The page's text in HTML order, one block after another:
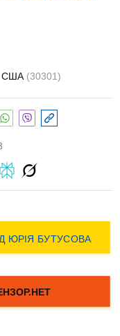
США (30301)